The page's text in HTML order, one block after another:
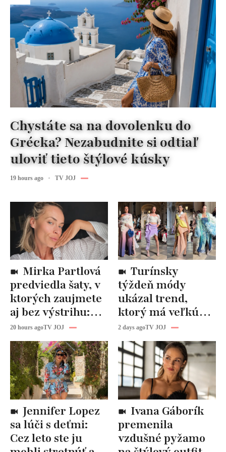
Chystáte sa na dovolenku do
Grécka? Nezabudnite si odtiaľ
uloviť tieto štýlové kúsky
19 hours ago TV JOJ
predviedla šaty, v
ktorých zaujmete
aj bez výstrihu:
Ich čaro je v tomto
detaile
20 hours agoTV JOJ
týždeň módy
ukázal trend,
ktorý má veľkú
budúcnosť: Počuli
ste už o tomto
materiáli?
2 days agoTV JOJ
sa lúči s deťmi:
Cez leto ste ju
premenila
vzdušné pyžamo